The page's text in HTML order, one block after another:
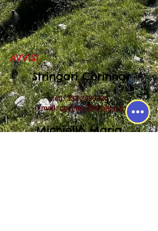
AVVISI
Stringari Corinna
cell:333 2499320
e-mail:corinna79@alice.it
Michiello Maria